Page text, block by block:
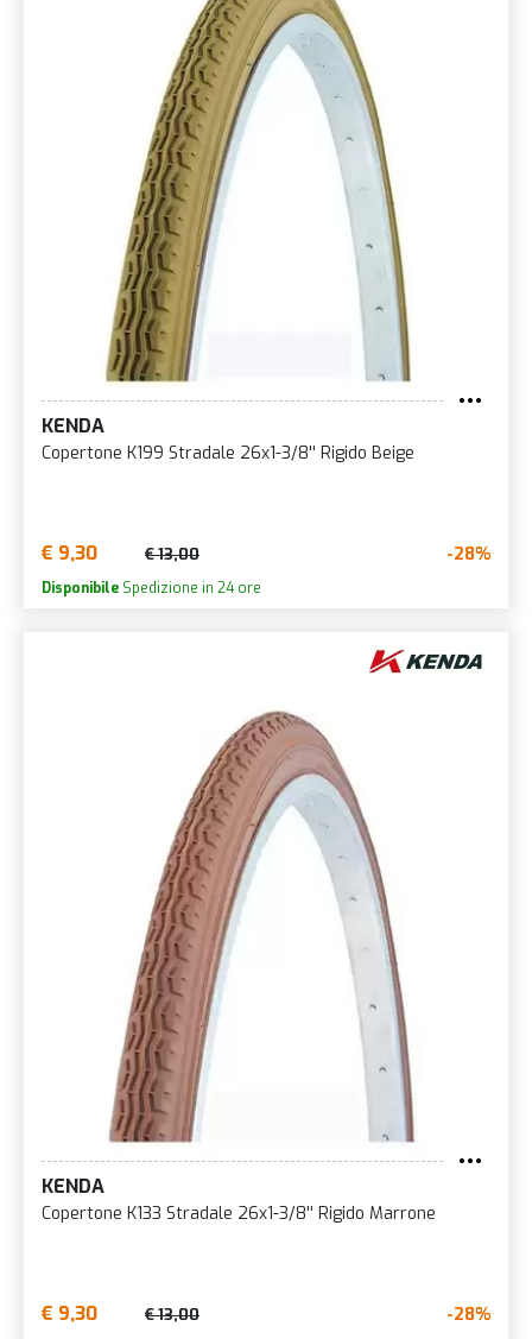
KENDA
Copertone K199 Stradale 26x1-3/8'' Rigido Beige
€ 9,30 € 13,00 -28%
Disponibile Spedizione in 24 ore
KENDA
Copertone K133 Stradale 26x1-3/8'' Rigido Marrone
€ 9,30 € 13,00 -28%